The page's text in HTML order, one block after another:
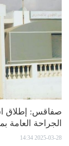
صفاقس: إطلاق
الجراحة
2025-03-28 14:34